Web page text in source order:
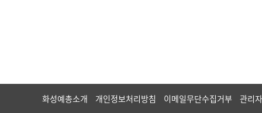
화성예총소개 개인정보처리방침 이메일무단수집거부 관리